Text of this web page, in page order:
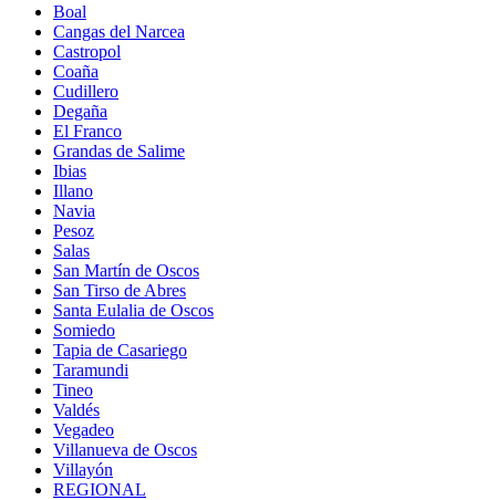
Boal
Cangas del Narcea
Castropol
Coaña
Cudillero
Degaña
El Franco
Grandas de Salime
Ibias
Illano
Navia
Pesoz
Salas
San Martín de Oscos
San Tirso de Abres
Santa Eulalia de Oscos
Somiedo
Tapia de Casariego
Taramundi
Tineo
Valdés
Vegadeo
Villanueva de Oscos
Villayón
REGIONAL